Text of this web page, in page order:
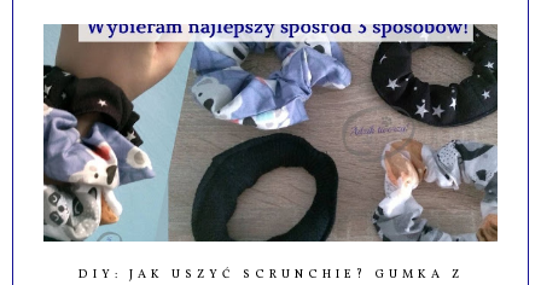
DIY: JAK USZYĆ SCRUNCHIE? GUMKA Z